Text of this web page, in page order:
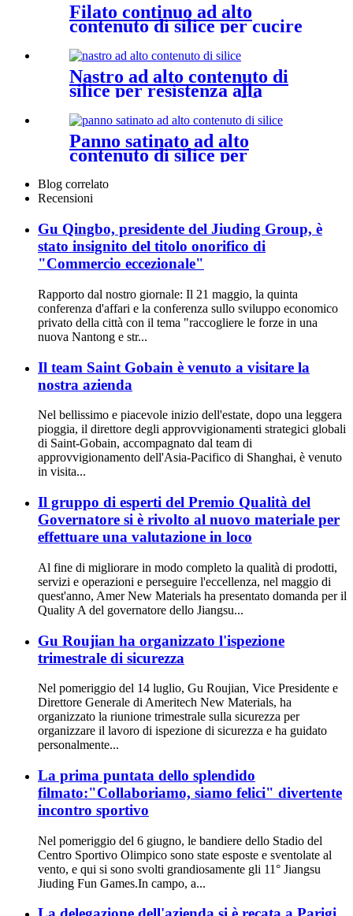
Filato continuo ad alto
contenuto di silice per cucire
o tessere con resistenza alla
temperatura di 1000 ℃
Nastro ad alto contenuto di
silice per resistenza alla
temperatura di 1000 ℃
Panno satinato ad alto
contenuto di silice per
resistenza alla temperatura di
1000 ℃
Blog correlato
Recensioni
Gu Qingbo, presidente del Jiuding Group, è
stato insignito del titolo onorifico di
"Commercio eccezionale"
Rapporto dal nostro giornale: Il 21 maggio, la quinta
conferenza d'affari e la conferenza sullo sviluppo economico
privato della città con il tema "raccogliere le forze in una
nuova Nantong e str...
Il team Saint Gobain è venuto a visitare la
nostra azienda
Nel bellissimo e piacevole inizio dell'estate, dopo una leggera
pioggia, il direttore degli approvvigionamenti strategici globali
di Saint-Gobain, accompagnato dal team di
approvvigionamento dell'Asia-Pacifico di Shanghai, è venuto
in visita...
Il gruppo di esperti del Premio Qualità del
Governatore si è rivolto al nuovo materiale per
effettuare una valutazione in loco
Al fine di migliorare in modo completo la qualità di prodotti,
servizi e operazioni e perseguire l'eccellenza, nel maggio di
quest'anno, Amer New Materials ha presentato domanda per il
Quality A del governatore dello Jiangsu...
Gu Roujian ha organizzato l'ispezione
trimestrale di sicurezza
Nel pomeriggio del 14 luglio, Gu Roujian, Vice Presidente e
Direttore Generale di Ameritech New Materials, ha
organizzato la riunione trimestrale sulla sicurezza per
organizzare il lavoro di ispezione di sicurezza e ha guidato
personalmente...
La prima puntata dello splendido
filmato:"Collaboriamo, siamo felici" divertente
incontro sportivo
Nel pomeriggio del 6 giugno, le bandiere dello Stadio del
Centro Sportivo Olimpico sono state esposte e sventolate al
vento, e qui si sono svolti grandiosamente gli 11° Jiangsu
Jiuding Fun Games.In campo, a...